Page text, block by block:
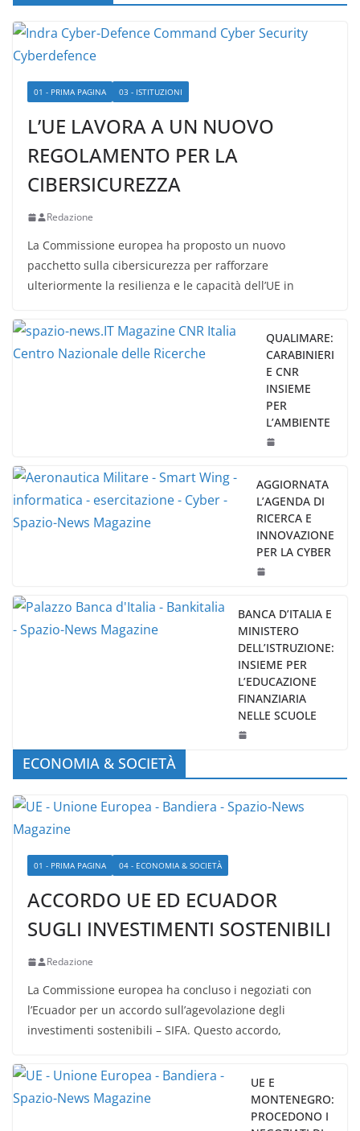
01 - PRIMA PAGINA 03 - ISTITUZIONI
L’UE LAVORA A UN NUOVO
REGOLAMENTO PER LA
CIBERSICUREZZA
Redazione
La Commissione europea ha proposto un nuovo
pacchetto sulla cibersicurezza per rafforzare
ulteriormente la resilienza e le capacità dell’UE in
QUALIMARE:
CARABINIERI
E CNR
INSIEME
PER
L’AMBIENTE
AGGIORNATA
L’AGENDA DI
RICERCA E
INNOVAZIONE
PER LA CYBER
BANCA D’ITALIA E
MINISTERO
DELL’ISTRUZIONE:
INSIEME PER
L’EDUCAZIONE
FINANZIARIA
NELLE SCUOLE
ECONOMIA & SOCIETÀ
01 - PRIMA PAGINA 04 - ECONOMIA & SOCIETÀ
ACCORDO UE ED ECUADOR
SUGLI INVESTIMENTI SOSTENIBILI
Redazione
La Commissione europea ha concluso i negoziati con
l’Ecuador per un accordo sull’agevolazione degli
investimenti sostenibili – SIFA. Questo accordo,
UE E
MONTENEGRO:
PROCEDONO I